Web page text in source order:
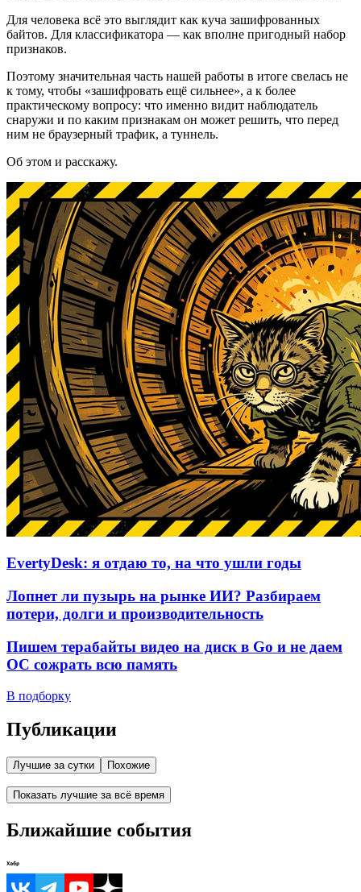
Для человека всё это выглядит как куча зашифрованных
байтов. Для классификатора — как вполне пригодный набор
признаков.
Поэтому значительная часть нашей работы в итоге свелась не
к тому, чтобы «зашифровать ещё сильнее», а к более
практическому вопросу: что именно видит наблюдатель
снаружи и по каким признакам он может решить, что перед
ним не браузерный трафик, а туннель.
Об этом и расскажу.
EvertyDesk: я отдаю то, на что ушли годы
Лопнет ли пузырь на рынке ИИ? Разбираем
потери, долги и производительность
Пишем терабайты видео на диск в Go и не даем
ОС сожрать всю память
В подборку
Публикации
Лучшие за сутки Похожие
Показать лучшие за всё время
Ближайшие события